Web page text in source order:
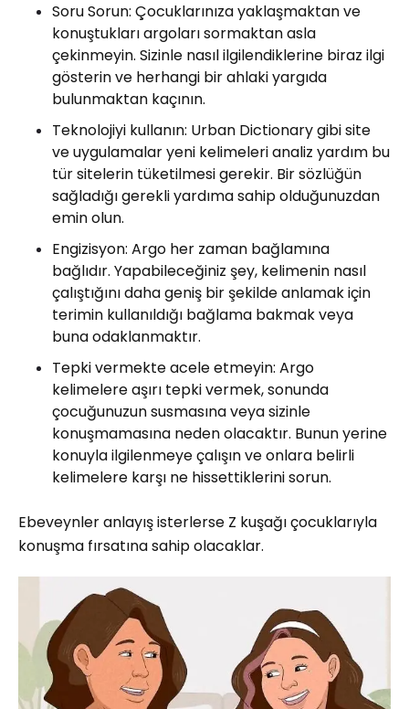
Soru Sorun: Çocuklarınıza yaklaşmaktan ve
konuştukları argoları sormaktan asla
çekinmeyin. Sizinle nasıl ilgilendiklerine biraz ilgi
gösterin ve herhangi bir ahlaki yargıda
bulunmaktan kaçının.
Teknolojiyi kullanın: Urban Dictionary gibi site
ve uygulamalar yeni kelimeleri analiz yardım bu
tür sitelerin tüketilmesi gerekir. Bir sözlüğün
sağladığı gerekli yardıma sahip olduğunuzdan
emin olun.
Engizisyon: Argo her zaman bağlamına
bağlıdır. Yapabileceğiniz şey, kelimenin nasıl
çalıştığını daha geniş bir şekilde anlamak için
terimin kullanıldığı bağlama bakmak veya
buna odaklanmaktır.
Tepki vermekte acele etmeyin: Argo
kelimelere aşırı tepki vermek, sonunda
çocuğunuzun susmasına veya sizinle
konuşmamasına neden olacaktır. Bunun yerine
konuyla ilgilenmeye çalışın ve onlara belirli
kelimelere karşı ne hissettiklerini sorun.
Ebeveynler anlayış isterlerse Z kuşağı çocuklarıyla
konuşma fırsatına sahip olacaklar.